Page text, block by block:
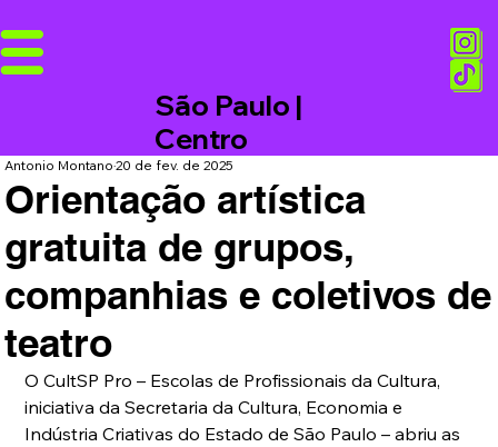
São Paulo |
Centro
Orientação artística
gratuita de grupos,
companhias e coletivos de
teatro
Antonio Montano20 de fev. de 2025
O CultSP Pro – Escolas de Profissionais da Cultura,
iniciativa da Secretaria da Cultura, Economia e
Indústria Criativas do Estado de São Paulo – abriu as